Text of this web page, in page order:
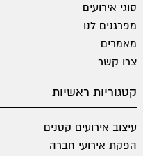
סוגי אירועים
מפרגנים לנו
מאמרים
צרו קשר
קטגוריות ראשיות
עיצוב אירועים קטנים
הפקת אירועי חברה